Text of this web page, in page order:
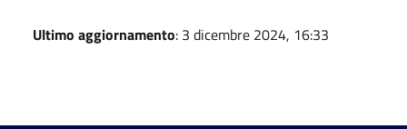
Ultimo aggiornamento: 3 dicembre 2024, 16:33